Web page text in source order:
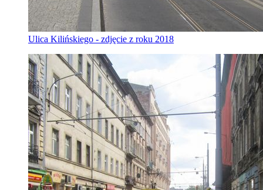
Ulica Kilińskiego - zdjęcie z roku 2018